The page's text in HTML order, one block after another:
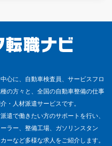
心に、自動車検査員、サービスフロ
の方々と、全国の自動車整備の仕事
・人材派遣サービスです。
遣で働きたい方のサポートを行い、
ラー、整備工場、ガソリンスタン
ーなど多様な求人をご紹介します。